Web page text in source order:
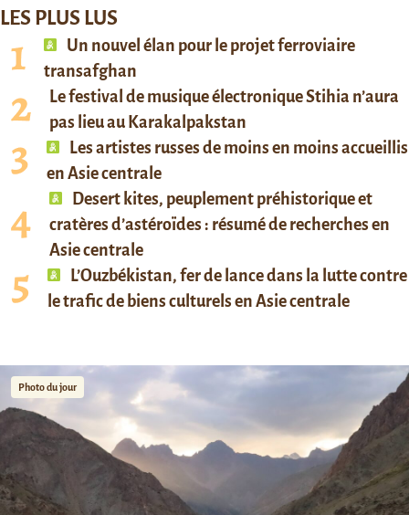
LES PLUS LUS
Un nouvel élan pour le projet ferroviaire
transafghan
Le festival de musique électronique Stihia n’aura
pas lieu au Karakalpakstan
Les artistes russes de moins en moins accueillis
en Asie centrale
Desert kites, peuplement préhistorique et
cratères d’astéroïdes : résumé de recherches en
Asie centrale
L’Ouzbékistan, fer de lance dans la lutte contre
le trafic de biens culturels en Asie centrale
Photo du jour